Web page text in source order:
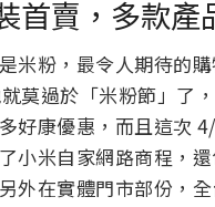
首賣，多款產
米粉，最令人期待的
莫過於「米粉節」了
好康優惠，而且這次
小米自家網路商程，
外在實體門市部份，